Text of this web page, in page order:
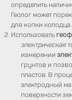
определить
Геолог может
для копки колодца.
Использовать
электрическая
измерении
грунтов и
пластов. В
электродный
поверхности